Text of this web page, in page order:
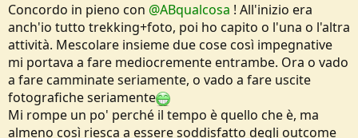
Concordo in pieno con @ABqualcosa ! All'inizio era
anch'io tutto trekking+foto, poi ho capito o l'una o l'altra
attività. Mescolare insieme due cose così impegnative
mi portava a fare mediocremente entrambe. Ora o vado
a fare camminate seriamente, o vado a fare uscite
fotografiche seriamente
Mi rompe un po' perché il tempo è quello che è, ma
almeno così riesca a essere soddisfatto degli outcome